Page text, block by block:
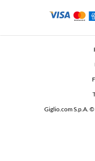
Beauty Seekers VIP Club
Giglio.com S.p.A.